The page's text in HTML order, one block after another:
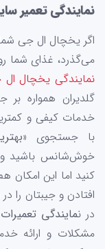
نمایندگی تعمیر
اگر یخچال ال جی شما
می‌گذرد، غذای شما
نمایندگی یخچال
گلدیران همواره بر
خدمات کیفی و
با جستجوی «به
خوش‌شانس باشید و
کنید اما این امکان
افتادن و جیبتان را
در نمایندگی
مشکلات و ارائه